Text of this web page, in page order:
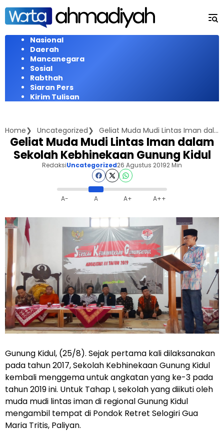
Langsung
konten
Nasional
Daerah
Mancanegara
Sosial
Rabthah
Siaran Pers
Kirim Tulisan
Home Uncategorized Geliat Muda Mudi Lintas Iman dalam Sekolah Kebhinekaan Gunung Kidul
Geliat Muda Mudi Lintas Iman dalam
Sekolah Kebhinekaan Gunung Kidul
RedaksiUncategorized26 Agustus 20192 Min
A- A A+ A++
Gunung Kidul, (25/8). Sejak pertama kali dilaksanakan
pada tahun 2017, Sekolah Kebhinekaan Gunung Kidul
kembali menggema untuk angkatan yang ke-3 pada
tahun 2019 ini. Untuk Tahap I, sekolah yang diikuti oleh
muda mudi lintas iman di regional Gunung Kidul
mengambil tempat di Pondok Retret Selogiri Gua
Maria Tritis, Paliyan.